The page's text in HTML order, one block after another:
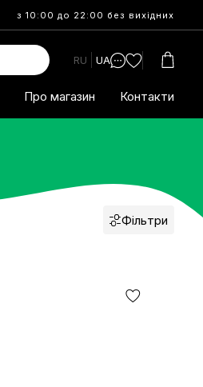
з 10:00 до 22:00 без вихідних
RU UA
Про магазин Контакти
Фільтри